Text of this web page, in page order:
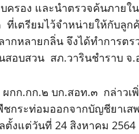
ครอง และนำตรวจค้นภาย
เตรียมไว้จำหน่ายให้กับลูก
กหลายกลิ่น จึงได้ทำการต
สอบสวน สภ.วารินชำราบ
กก.กก.๒ บก.สอท.๓ กล่าวเ
กระท่อมออกจากบัญชียาเ
แต่วันที่ 24 สิงหาคม 2564